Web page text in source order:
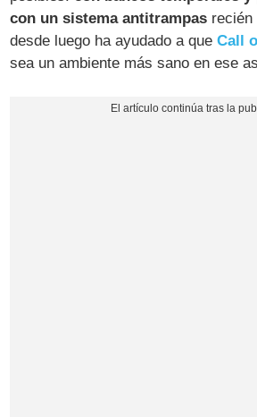
con un sistema antitrampas recién
desde luego ha ayudado a queCall
sea un ambiente más sano en ese